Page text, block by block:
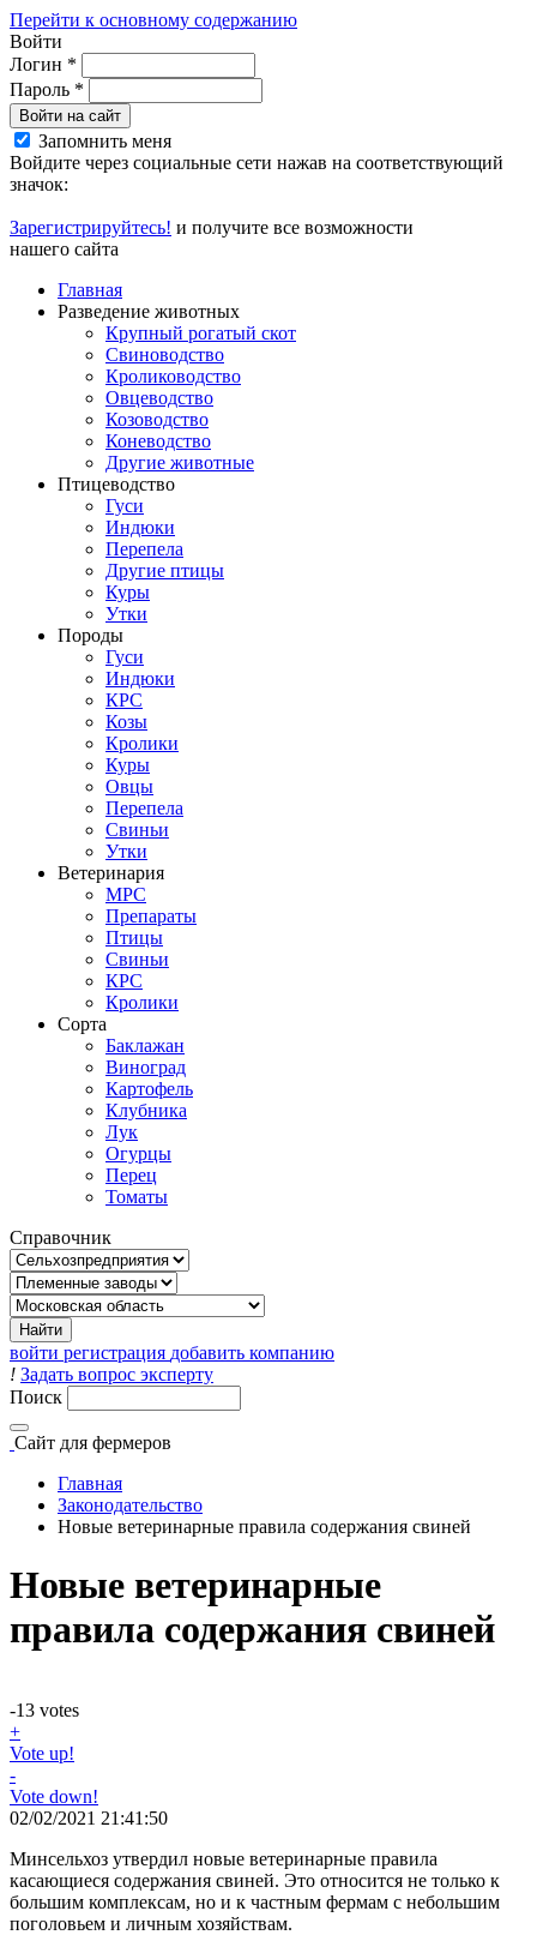
Перейти к основному содержанию
Войти
Логин *
Пароль *
Войти на сайт
Запомнить меня
Войдите через социальные сети нажав на соответствующий
значок:
Зарегистрируйтесь! и получите все возможности
нашего сайта
Главная
Разведение животных
Крупный рогатый скот
Свиноводство
Кролиководство
Овцеводство
Козоводство
Коневодство
Другие животные
Птицеводство
Гуси
Индюки
Перепела
Другие птицы
Куры
Утки
Породы
Гуси
Индюки
КРС
Козы
Кролики
Куры
Овцы
Перепела
Свиньи
Утки
Ветеринария
МРС
Препараты
Птицы
Свиньи
КРС
Кролики
Сорта
Баклажан
Виноград
Картофель
Клубника
Лук
Огурцы
Перец
Томаты
Справочник
войти регистрация добавить компанию
! Задать вопрос эксперту
Поиск
Сайт для фермеров
Главная
Законодательство
Новые ветеринарные правила содержания свиней
Новые ветеринарные
правила содержания свиней
-13 votes
+
Vote up!
-
Vote down!
02/02/2021 21:41:50
Минсельхоз утвердил новые ветеринарные правила
касающиеся содержания свиней. Это относится не только к
большим комплексам, но и к частным фермам с небольшим
поголовьем и личным хозяйствам.